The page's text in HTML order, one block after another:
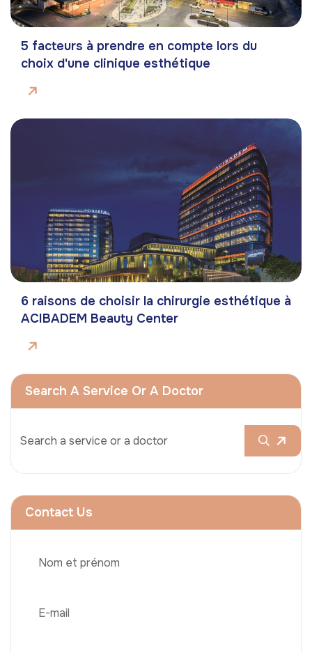
5 facteurs à prendre en compte lors du
choix d'une clinique esthétique
6 raisons de choisir la chirurgie esthétique à
ACIBADEM Beauty Center
Search A Service Or A Doctor
Contact Us